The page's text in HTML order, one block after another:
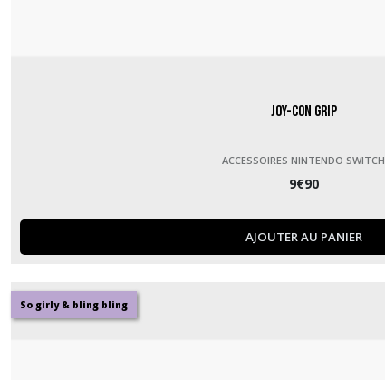
Joy-Con Grip
ACCESSOIRES NINTENDO SWITCH
9€90
AJOUTER AU PANIER
So girly & bling bling